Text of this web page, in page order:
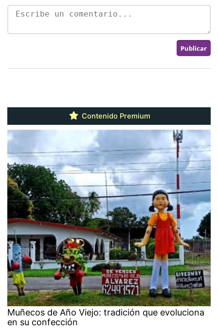
Contenido Premium
Muñecos de Año Viejo: tradición que evoluciona
en su confección